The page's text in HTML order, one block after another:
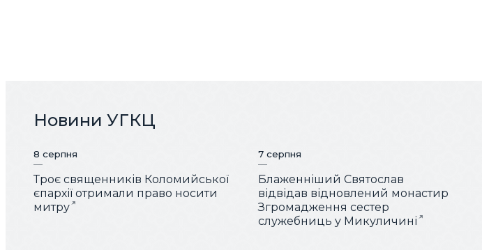
Новини УГКЦ
8 серпня
Троє священників Коломийської
єпархії отримали право носити
митру
7 серпня
Блаженніший Святослав
відвідав відновлений монастир
Згромадження сестер
служебниць у Микуличині